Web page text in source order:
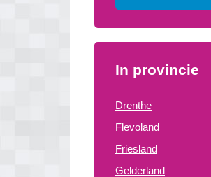
In provincie
Drenthe
Flevoland
Friesland
Gelderland